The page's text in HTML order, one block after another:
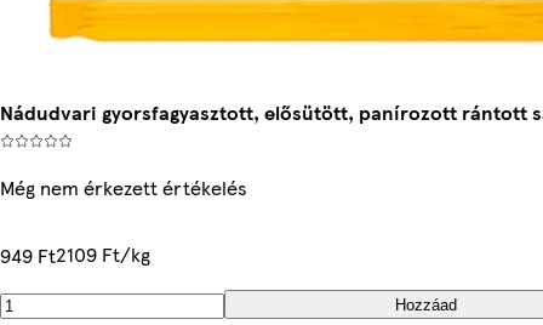
Nádudvari gyorsfagyasztott, elősütött, panírozott rántott
Még nem érkezett értékelés
949 Ft2109 Ft/kg
Hozzáad